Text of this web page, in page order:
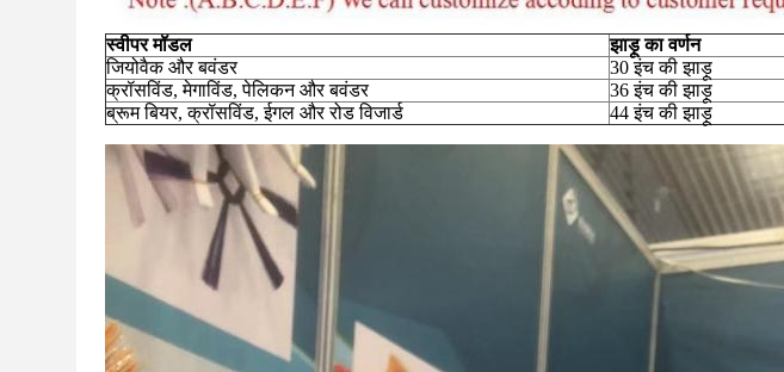
स्वीपर मॉडल
झाड़ू का वर्णन
जियोवैक और बवंडर
30 इंच की झाड़ू
क्रॉसविंड, मेगाविंड, पेलिकन और बवंडर
36 इंच की झाड़ू
ब्रूम बियर, क्रॉसविंड, ईगल और रोड विजार्ड
44 इंच की झाड़ू